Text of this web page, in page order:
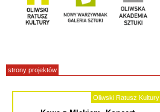
strony projektów
Oliwski Ratusz Kultury